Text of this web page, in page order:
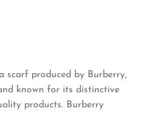
scarf produced by Burberry,
known for its distinctive
products. Burberry